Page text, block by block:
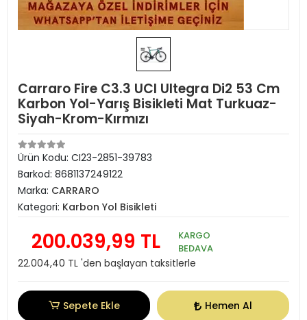
Carraro Fire C3.3 UCI Ultegra Di2 53 Cm
Karbon Yol-Yarış Bisikleti Mat Turkuaz-
Siyah-Krom-Kırmızı
Ürün Kodu: CI23-2851-39783
Barkod: 8681137249122
Marka: CARRARO
Kategori: Karbon Yol Bisikleti
200.039,99 TL
KARGO
BEDAVA
22.004,40 TL 'den başlayan taksitlerle
Sepete Ekle Hemen Al